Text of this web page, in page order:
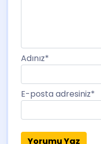
Adınız*
E-posta adresiniz*